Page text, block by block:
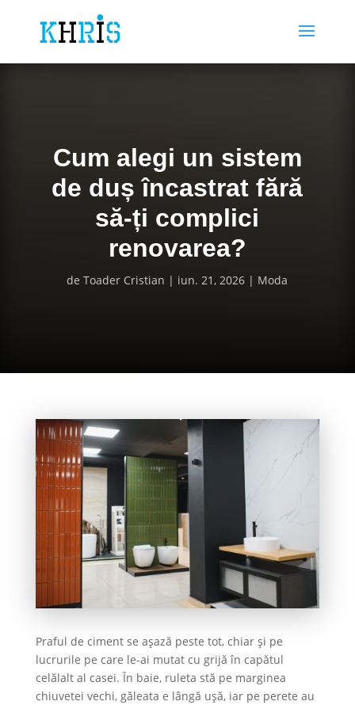
Cum alegi un sistem
de duș încastrat fără
să-ți complici
renovarea?
deToader Cristian iun. 21, 2026 Moda
Praful de ciment se așază peste tot, chiar și pe
lucrurile pe care le-ai mutat cu grijă în capătul
celălalt al casei. În baie, ruleta stă pe marginea
chiuvetei vechi, găleata e lângă ușă, iar pe perete au